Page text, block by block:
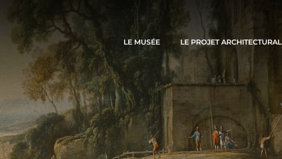
LE MUSÉE LE PROJET ARCHITECTURAL